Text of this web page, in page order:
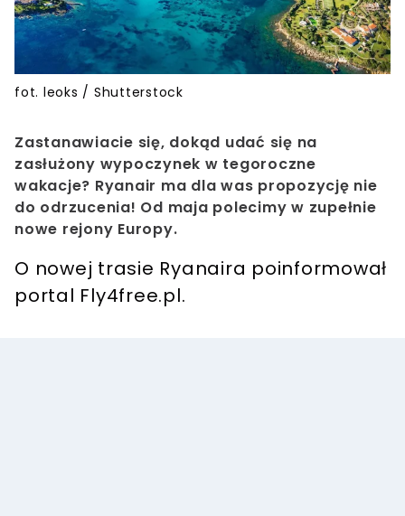
fot. leoks / Shutterstock
Zastanawiacie się, dokąd udać się na
zasłużony wypoczynek w tegoroczne
wakacje? Ryanair ma dla was propozycję nie
do odrzucenia! Od maja polecimy w zupełnie
nowe rejony Europy.
O nowej trasie Ryanaira poinformował
portal Fly4free.pl.